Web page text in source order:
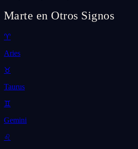
Marte en Otros Signos
♈
Aries
♉
Taurus
♊
Gemini
♌